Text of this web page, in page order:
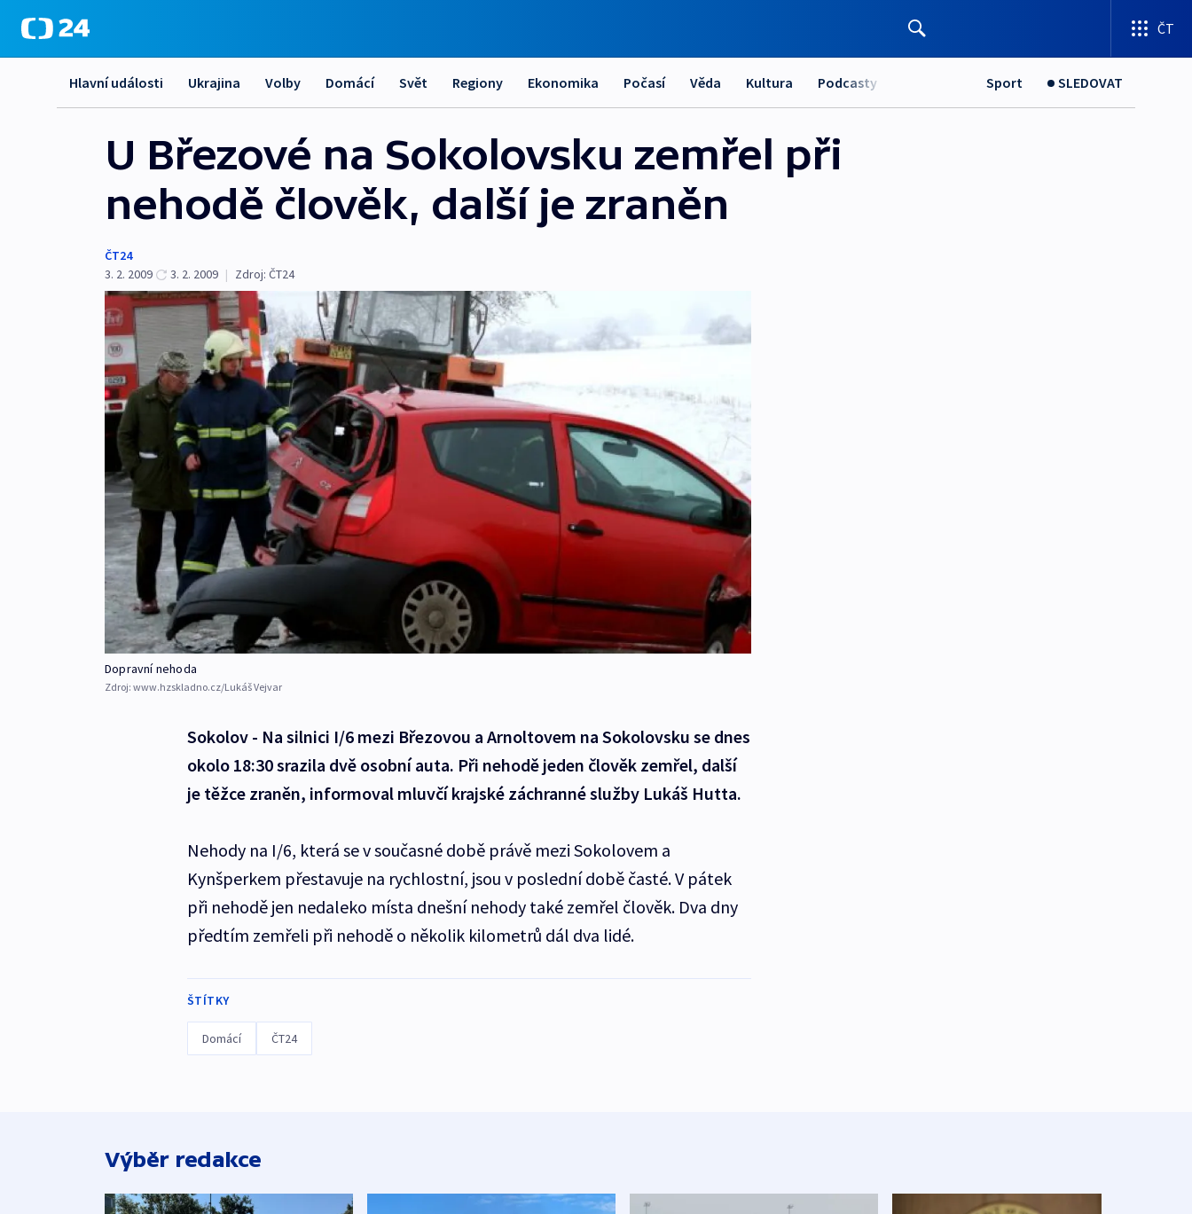
ČT
Hlavní události Ukrajina Volby Domácí Svět Regiony Ekonomika Počasí Věda Kultura Podcasty Sport SLEDOVAT
U Březové na Sokolovsku zemřel při
nehodě člověk, další je zraněn
ČT24
3. 2. 2009
3. 2. 2009 | Zdroj: ČT24
Dopravní nehoda
Zdroj: www.hzskladno.cz/Lukáš Vejvar
Sokolov - Na silnici I/6 mezi Březovou a Arnoltovem na Sokolovsku se dnes
okolo 18:30 srazila dvě osobní auta. Při nehodě jeden člověk zemřel, další
je těžce zraněn, informoval mluvčí krajské záchranné služby Lukáš Hutta.
Nehody na I/6, která se v současné době právě mezi Sokolovem a
Kynšperkem přestavuje na rychlostní, jsou v poslední době časté. V pátek
při nehodě jen nedaleko místa dnešní nehody také zemřel člověk. Dva dny
předtím zemřeli při nehodě o několik kilometrů dál dva lidé.
ŠTÍTKY
Domácí ČT24
Výběr redakce